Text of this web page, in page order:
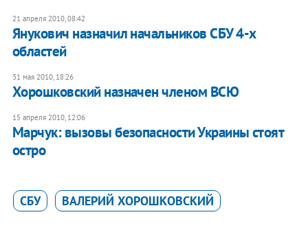
21 апреля 2010, 08:42
Янукович назначил начальников СБУ 4-х
областей
31 мая 2010, 18:26
Хорошковский назначен членом ВСЮ
15 апреля 2010, 12:06
Марчук: вызовы безопасности Украины стоят
остро
СБУ ВАЛЕРИЙ ХОРОШКОВСКИЙ